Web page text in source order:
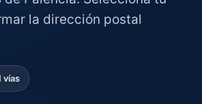
la dirección postal
vías